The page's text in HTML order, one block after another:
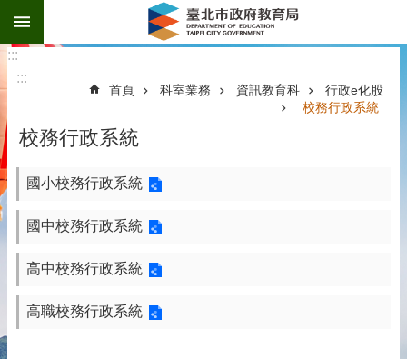
跳到主要內容區塊
:::
:::
首頁 科室業務 資訊教育科
行政e化股
校務行政系統
校務行政系統
國小校務行政系統
國中校務行政系統
高中校務行政系統
高職校務行政系統